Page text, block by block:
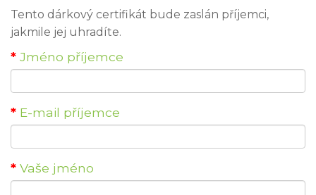
Tento dárkový certifikát bude zaslán příjemci,
jakmile jej uhradíte.
Jméno příjemce
E-mail příjemce
Vaše jméno